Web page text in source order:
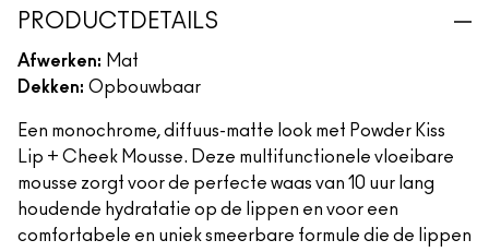
PRODUCTDETAILS
Afwerken: Mat
Dekken: Opbouwbaar
Een monochrome, diffuus-matte look met Powder Kiss
Lip + Cheek Mousse. Deze multifunctionele vloeibare
mousse zorgt voor de perfecte waas van 10 uur lang
houdende hydratatie op de lippen en voor een
comfortabele en uniek smeerbare formule die de lippen